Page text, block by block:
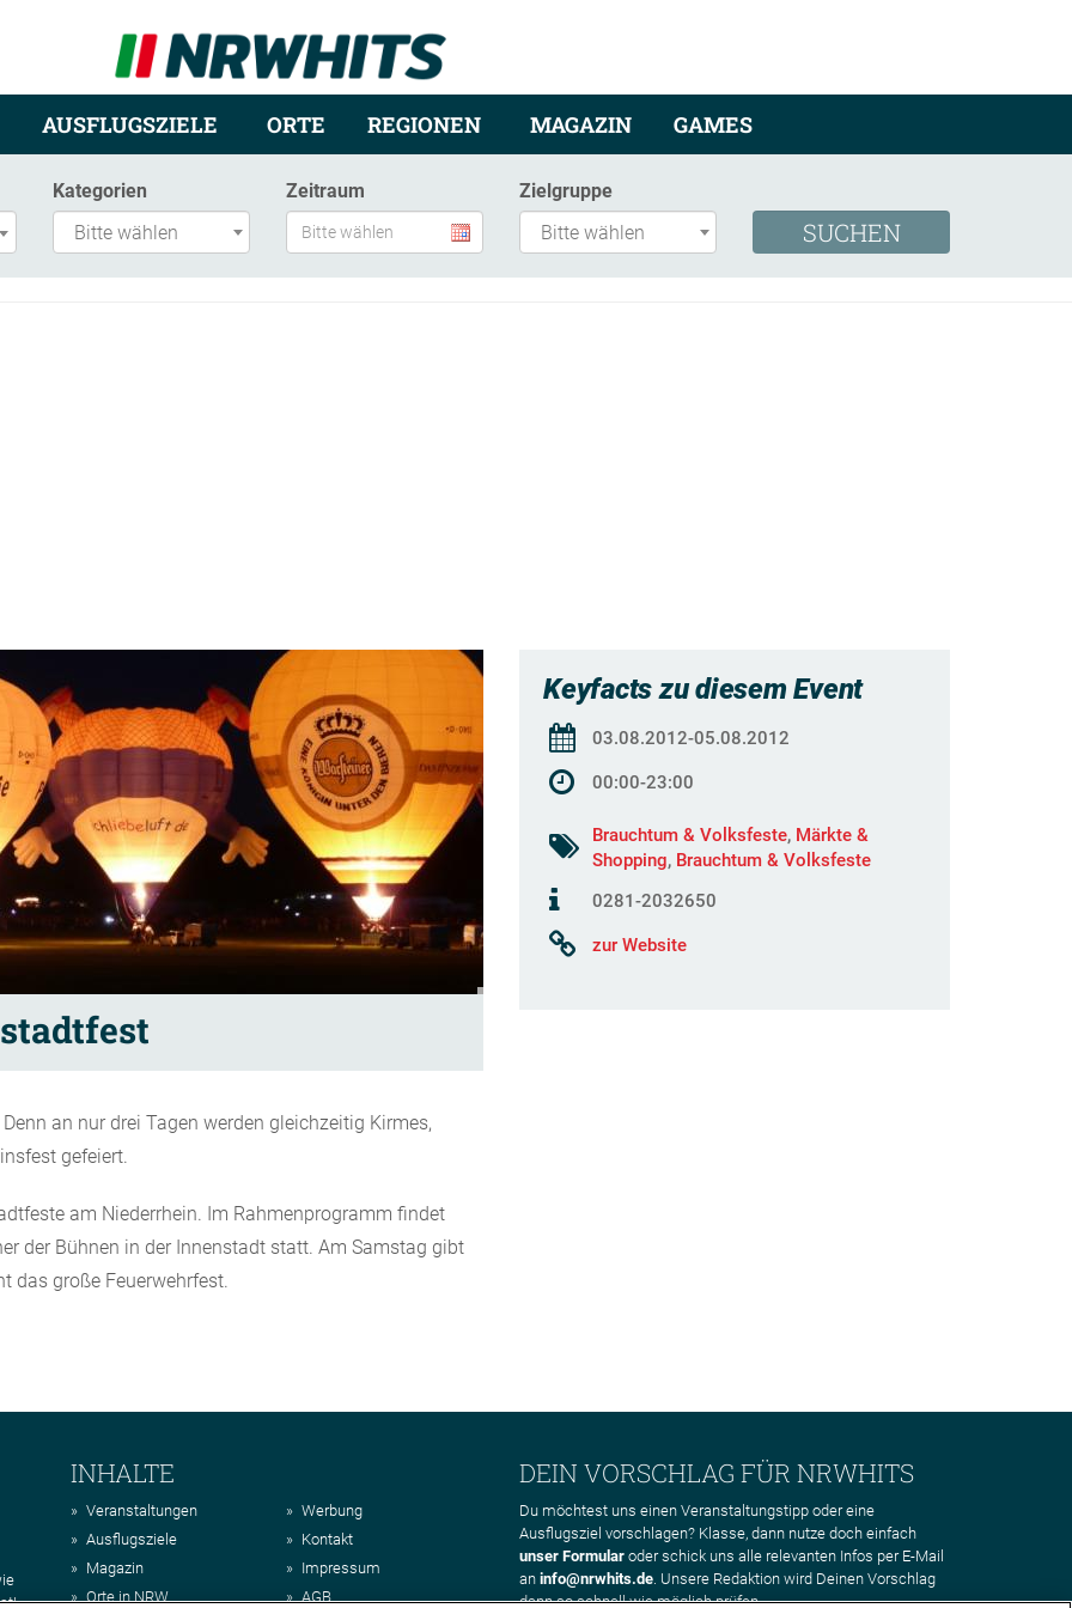
AUSFLUGSZIELE ORTE REGIONEN MAGAZIN GAMES
Kategorien Zeitraum Zielgruppe
an nur drei Tagen werden gleichzeitig Kirmes,
gefeiert.
am Niederrhein. Im Rahmenprogramm findet
der Bühnen in der Innenstadt statt. Am Samstag gibt
das große Feuerwehrfest.
Keyfacts zu diesem Event
03.08.2012-05.08.2012
00:00-23:00
Brauchtum & Volksfeste, Märkte &
Shopping, Brauchtum & Volksfeste
0281-2032650
zur Website
INHALTE
Veranstaltungen
Ausflugsziele
Magazin
Orte in NRW
Werbung
Kontakt
Impressum
AGB
DEIN VORSCHLAG FÜR NRWHITS
Du möchtest uns einen Veranstaltungstipp oder eine
Ausflugsziel vorschlagen? Klasse, dann nutze doch einfach
unser Formular oder schick uns alle relevanten Infos per E-Mail
an info@nrwhits.de. Unsere Redaktion wird Deinen Vorschlag
dann so schnell wie möglich prüfen.